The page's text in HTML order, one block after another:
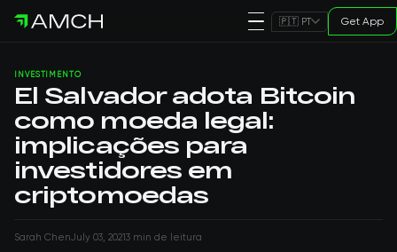
🇵🇹 PT Get App
INVESTIMENTO
El Salvador adota Bitcoin
como moeda legal:
implicações para
investidores em
criptomoedas
Sarah ChenJuly 03, 20213 min de leitura